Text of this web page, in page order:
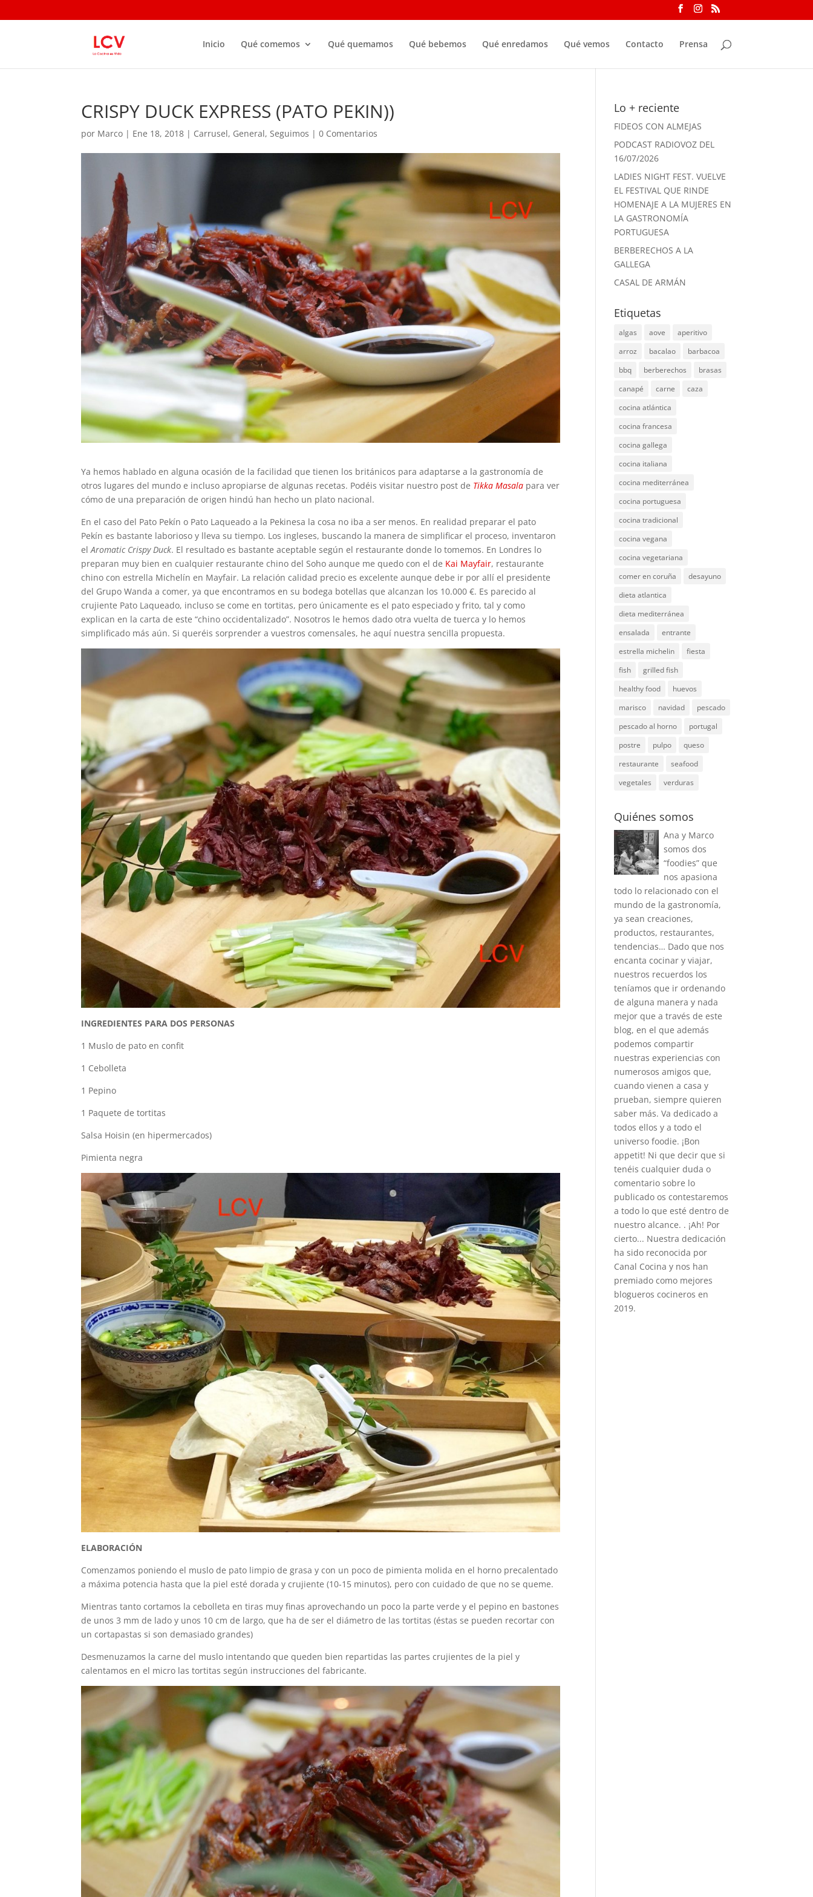
Inicio Qué comemos Qué quemamos Qué bebemos Qué enredamos Qué vemos Contacto Prensa
CRISPY DUCK EXPRESS (PATO PEKIN))
por Marco | Ene 18, 2018 | Carrusel, General,Seguimos |0 Comentarios
Ya hemos hablado en alguna ocasión de la facilidad que tienen los británicos para adaptarse a la gastronomía de
otros lugares del mundo e incluso apropiarse de algunas recetas. Podéis visitar nuestro post de Tikka Masala para ver
cómo de una preparación de origen hindú han hecho un plato nacional.
En el caso del Pato Pekín o Pato Laqueado a la Pekinesa la cosa no iba a ser menos. En realidad preparar el pato
Pekín es bastante laborioso y lleva su tiempo. Los ingleses, buscando la manera de simplificar el proceso, inventaron
elAromatic Crispy Duck. El resultado es bastante aceptable según el restaurante donde lo tomemos. En Londres lo
preparan muy bien en cualquier restaurante chino del Soho aunque me quedo con el de Kai Mayfair, restaurante
chino con estrella Michelín en Mayfair. La relación calidad precio es excelente aunque debe ir por allí el presidente
del Grupo Wanda a comer, ya que encontramos en su bodega botellas que alcanzan los 10.000 €. Es parecido al
crujiente Pato Laqueado, incluso se come en tortitas, pero únicamente es el pato especiado y frito, tal y como
explican en la carta de este “chino occidentalizado”. Nosotros le hemos dado otra vuelta de tuerca y lo hemos
simplificado más aún. Si queréis sorprender a vuestros comensales, he aquí nuestra sencilla propuesta.
INGREDIENTES PARA DOS PERSONAS
1 Muslo de pato en confit
1 Cebolleta
1 Pepino
1 Paquete de tortitas
Salsa Hoisin (en hipermercados)
Pimienta negra
ELABORACIÓN
Comenzamos poniendo el muslo de pato limpio de grasa y con un poco de pimienta molida en el horno precalentado
a máxima potencia hasta que la piel esté dorada y crujiente (10-15 minutos), pero con cuidado de que no se queme.
Mientras tanto cortamos la cebolleta en tiras muy finas aprovechando un poco la parte verde y el pepino en bastones
de unos 3 mm de lado y unos 10 cm de largo, que ha de ser el diámetro de las tortitas (éstas se pueden recortar con
un cortapastas si son demasiado grandes)
Desmenuzamos la carne del muslo intentando que queden bien repartidas las partes crujientes de la piel y
calentamos en el micro las tortitas según instrucciones del fabricante.
Lo + reciente
FIDEOS CON ALMEJAS
PODCAST RADIOVOZ DEL
16/07/2026
LADIES NIGHT FEST. VUELVE
EL FESTIVAL QUE RINDE
HOMENAJE A LA MUJERES EN
LA GASTRONOMÍA
PORTUGUESA
BERBERECHOS A LA
GALLEGA
CASAL DE ARMÁN
Etiquetas
algas aove
aperitivo
arroz
bacalao
barbacoa
bbq
berberechos
brasas
canapé
carne
caza
cocina atlántica
cocina francesa
cocina gallega
cocina italiana
cocina mediterránea
cocina portuguesa
cocina tradicional
cocina vegana
cocina vegetariana
comer en coruña
desayuno
dieta atlantica
dieta mediterránea
ensalada
entrante
estrella michelin
fiesta
fish
grilled fish
healthy food
huevos
marisco
navidad
pescado
pescado al horno
portugal
postre
pulpo
queso
restaurante
seafood
vegetales
verduras
Quiénes somos
Ana y Marco
somos dos
“foodies” que
nos apasiona
todo lo relacionado con el
mundo de la gastronomía,
ya sean creaciones,
productos, restaurantes,
tendencias… Dado que nos
encanta cocinar y viajar,
nuestros recuerdos los
teníamos que ir ordenando
de alguna manera y nada
mejor que a través de este
blog, en el que además
podemos compartir
nuestras experiencias con
numerosos amigos que,
cuando vienen a casa y
prueban, siempre quieren
saber más. Va dedicado a
todos ellos y a todo el
universo foodie. ¡Bon
appetit! Ni que decir que si
tenéis cualquier duda o
comentario sobre lo
publicado os contestaremos
a todo lo que esté dentro de
nuestro alcance. . ¡Ah! Por
cierto... Nuestra dedicación
ha sido reconocida por
Canal Cocina y nos han
premiado como mejores
blogueros cocineros en
2019.